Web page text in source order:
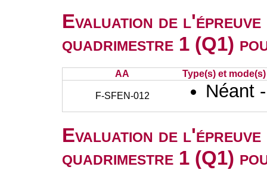
Evaluation de
quadrimestre 1 (Q1)
AA Type(s) et
F-SFEN-012 Néant
Evaluation de
quadrimestre 1 (Q1)